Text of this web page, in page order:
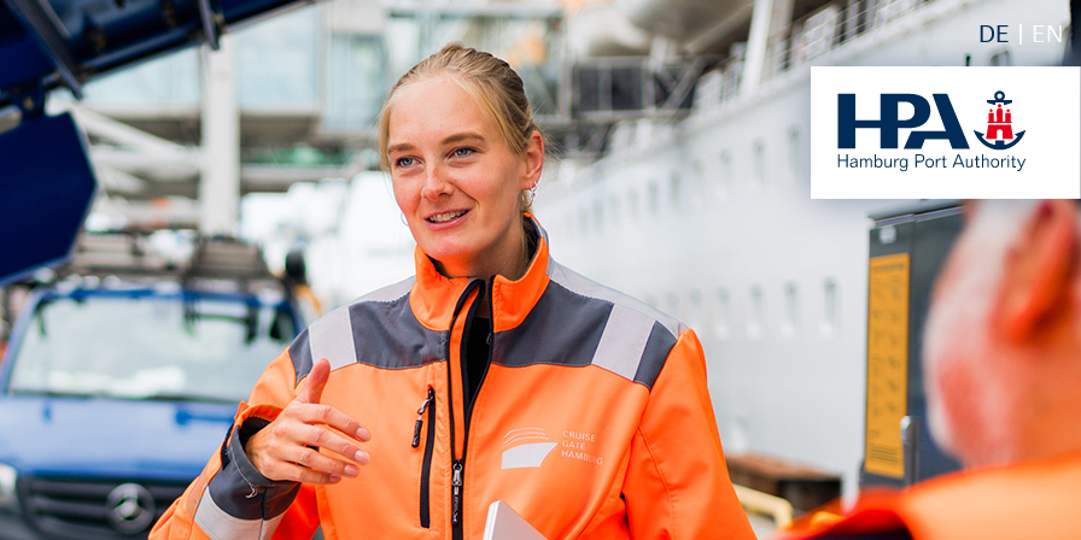
DE EN
Center der HPA
aller Verkehrsmeldungen im Hafen am